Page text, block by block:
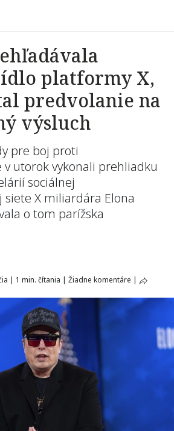
platformy X,
predvolanie na
výsluch
pre boj proti
utorok vykonali prehliadku
sociálnej
X miliardára Elona
o tom parížska
| 1 min. čítania | Žiadne komentáre |